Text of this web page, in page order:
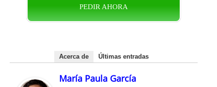
PEDIR AHORA
Acerca de Últimas entradas
María Paula García